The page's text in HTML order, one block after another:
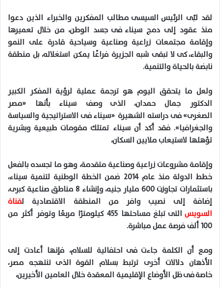
لقد لبّى الرئيس السيسى مطالب المفكرين والخبراء الذين دعوا
منذ عقود إلى دمج سيناء فى جسد الوطن، من خلال تعميرها
وإقامة مجتمعات زراعية وصناعية وسياحية قادرة على النمو
والبقاء، كى لا تبقى شبه الجزيرة فراغًا يمكن استغلاله، بل منطقة
نابضة بالحياة والتنمية.
ولعل ما يتحقق اليوم هو ترجمة عملية لرؤية المفكر الكبير
الدكتور جمال حمدان، الذى وصف سيناء بأنها «مصر
الصغرى» فى دراسته الشهيرة «سيناء فى الاستراتيجية والسياسة
والجغرافيا». فقد أكد أن سيناء تمتلك مقومات طبيعية وبشرية
تؤهلها لاستيعاب ملايين السكان،
وإقامة مشروعات زراعية وصناعية متقدمة، وهو ما تجسده بالفعل
خطط الدولة منذ عام 2014 ضمن الخطة الوطنية لتنمية سيناء،
باستثمارات تجاوزت 600 مليار جنيه، وإنشاء 8 مناطق صناعية كبرى،
إضافة إلى نصيب وافر من المنطقة الاقتصادية لقناة
السويس
التى تبلغ مساحتها 455 كيلومترًا مربعًا وتوفر أكثر من
100 ألف فرصة عمل مباشرة.
ومع أن الكلمة جاءت فى احتفالية للسلام، فإنها أعادت إلى
الأذهان دلالات أخرى ترتبط بسلام القوة الذى تنتهجه مصر،
خاصة فى ظل الأوضاع الإقليمية المعقدة خلال العامين الأخيرين،